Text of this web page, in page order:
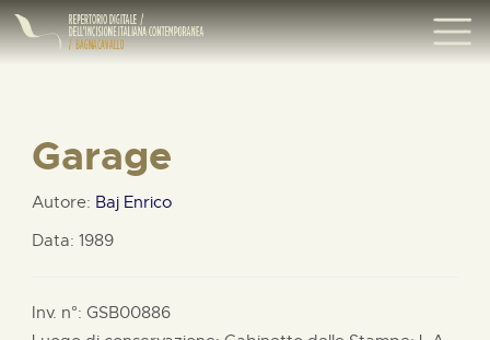
Garage
Autore: Baj Enrico
Data: 1989
Inv. n°: GSB00886